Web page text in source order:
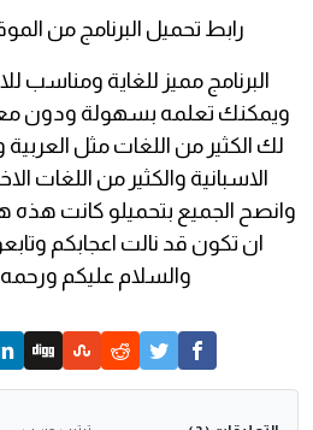
رابط تحميل البرنامج من
البرنامج مميز للغاية ومناسب
ويمكنك تعلمه بسهولة ودون
لك الكثير من اللغات مثل العربية
الاسبانية والكثير من اللغات
وانصح الجميع بتحميلو كانت هذه هي
ان تكون قد نالت اعجابكم
والسلام عليكم ورحمه